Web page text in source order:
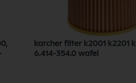
karcher filter k2001 k2201
6.414-354.0 wafel